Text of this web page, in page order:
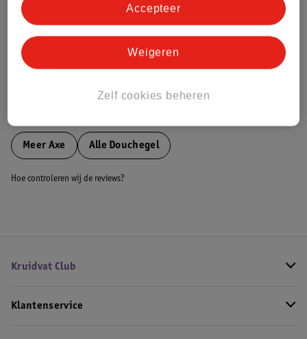
Meer informatie
Bestel & Bezorginformatie
Meer Axe Alle Douchegel
Hoe controleren wij de reviews?
Kruidvat Club
Klantenservice
Zelf cookies beheren
Weigeren
Accepteer